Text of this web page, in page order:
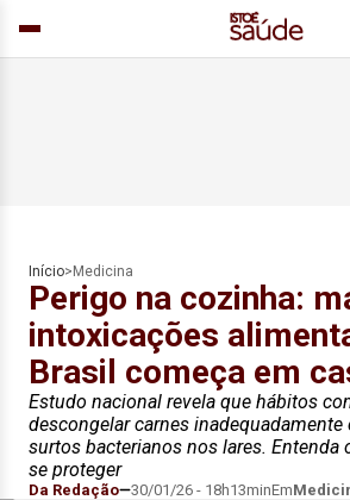
Início> Medicina
Perigo na cozinha:
intoxicações
Brasil começa em
Estudo nacional revela que hábitos
descongelar carnes inadequadamente
surtos bacterianos nos lares. Entenda
se proteger
Da Redação 30/01/26 - 18h13minEm